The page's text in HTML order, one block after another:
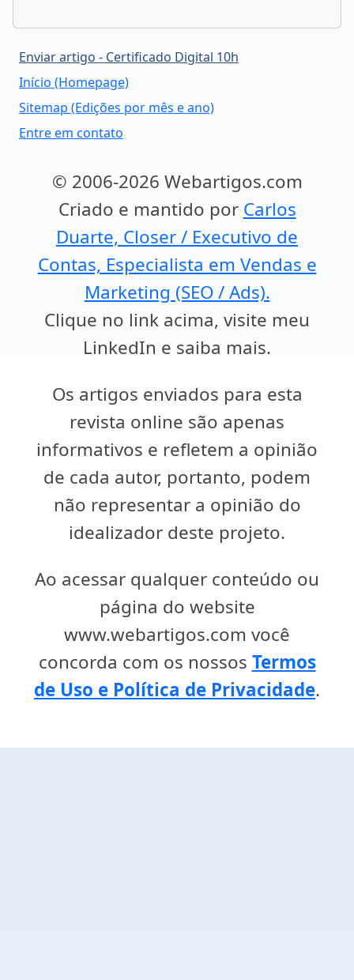
Enviar artigo - Certificado Digital 10h
Início (Homepage)
Sitemap (Edições por mês e ano)
Entre em contato
© 2006-2026 Webartigos.com
Criado e mantido por Carlos
Duarte, Closer / Executivo de
Contas, Especialista em Vendas e
Marketing (SEO / Ads).
Clique no link acima, visite meu
LinkedIn e saiba mais.
Os artigos enviados para esta
revista online são apenas
informativos e refletem a opinião
de cada autor, portanto, podem
não representar a opinião do
idealizador deste projeto.
Ao acessar qualquer conteúdo ou
página do website
www.webartigos.com você
concorda com os nossos Termos
de Uso e Política de Privacidade.